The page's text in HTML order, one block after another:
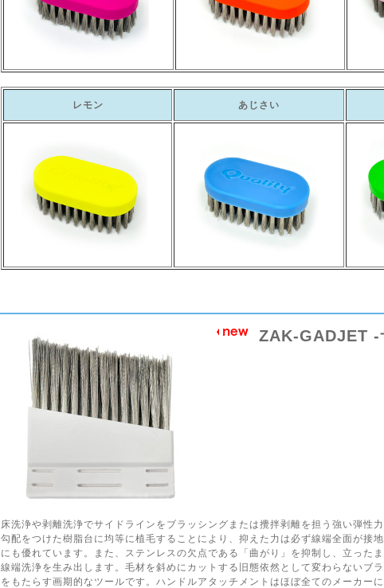
レモン あじさい
ZAK-GADJET -
床洗浄や剥離洗浄でサイドラインをブラッシングまたは攪拌剥離を担う強い弾性力
勾配をつけた樹脂台に均等に植毛することにより、抑えた力は必ず線端全面が接
にも優れています。また、ステンレスの欠点である「曲がり」を抑制し、立った
線端洗浄を生み出します。毛材を斜めにカットする旧態依然として変わらないブ
をもたらす画期的なツールです。ハンドルアタッチメントはほぼ全てのメーカー